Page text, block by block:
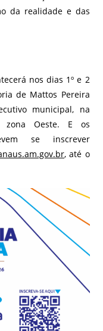
da realidade e das
nos dias 1º e 2
de Mattos Pereira
municipal, na
zona Oeste. E os
se inscrever
, até o